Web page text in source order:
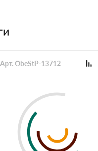
Арт. ObeStP-13712